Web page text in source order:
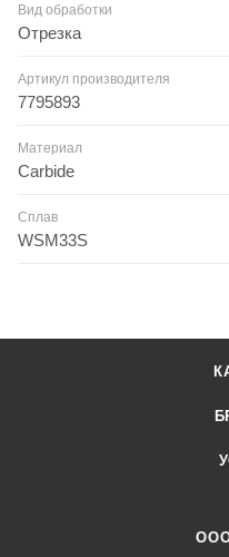
Вид обработки
Отрезка
Артикул производителя
7795893
Материал
Carbide
Сплав
WSM33S